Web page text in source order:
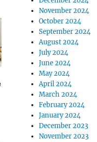
November 2024
October 2024
September 2024
August 2024
July 2024
June 2024
May 2024
April 2024
March 2024
February 2024
January 2024
December 2023
November 2023